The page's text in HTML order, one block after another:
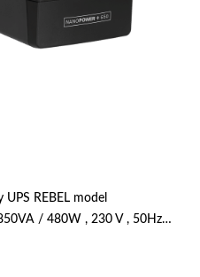
REBEL model
/ 480W , 230 V , 50Hz ,